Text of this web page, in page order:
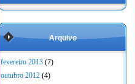
Arquivo
fevereiro 2013 (7)
outubro 2012 (4)